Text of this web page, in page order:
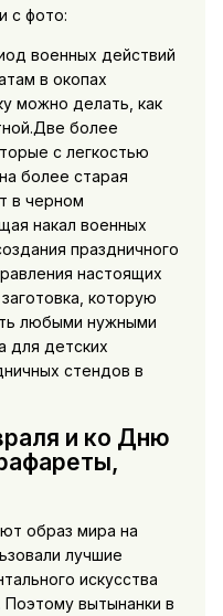
с фото:
военных действий
в окопах
можно делать, как
более
с легкостью
более старая
в черном
накал военных
праздничного
настоящих
которую
любыми нужными
для детских
стендов в
и ко Дню
образ мира на
лучшие
искусства
Поэтому вытынанки в